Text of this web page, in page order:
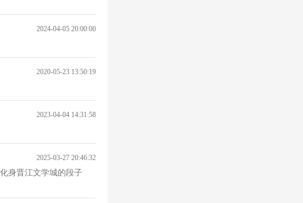
2024-04-05 20:00:00
2020-05-23 13:50:19
2023-04-04 14:31:58
2025-03-27 20:46:32
身晋江文学城的段子